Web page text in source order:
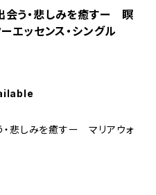
会う・悲しみを癒すー 瞑
エッセンス・シングル
・悲しみを癒すー マリアウォ